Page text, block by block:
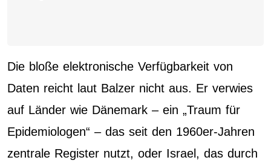
Die bloße elektronische Verfügbarkeit von
Daten reicht laut Balzer nicht aus. Er verwies
auf Länder wie Dänemark – ein „Traum für
Epidemiologen“ – das seit den 1960er-Jahren
zentrale Register nutzt, oder Israel, das durch